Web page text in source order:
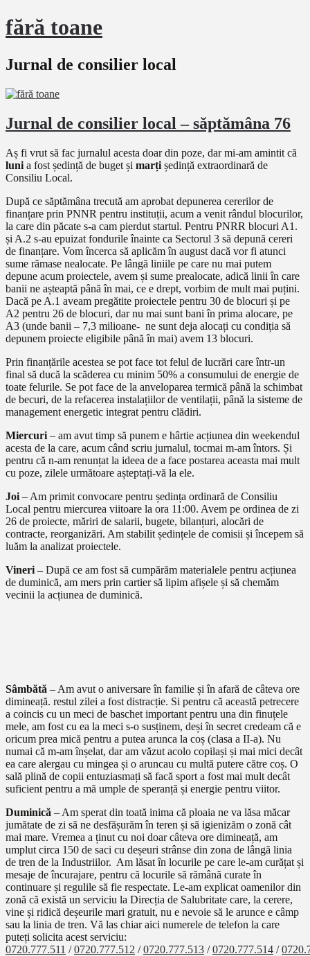
fără toane
Jurnal de consilier local
Jurnal de consilier local – săptămâna 76
Aș fi vrut să fac jurnalul acesta doar din poze, dar mi-am amintit că
luni a fost ședință de buget și marți ședință extraordinară de
Consiliu Local.
După ce săptămâna trecută am aprobat depunerea cererilor de
finanțare prin PNNR pentru instituții, acum a venit rândul blocurilor,
la care din păcate s-a cam pierdut startul. Pentru PNRR blocuri A1.
și A.2 s-au epuizat fondurile înainte ca Sectorul 3 să depună cereri
de finanțare. Vom încerca să aplicăm în august dacă vor fi atunci
sume rămase nealocate. Pe lângă liniile pe care nu mai putem
depune acum proiectele, avem și sume prealocate, adică linii în care
banii ne așteaptă până în mai, ce e drept, vorbim de mult mai puțini.
Dacă pe A.1 aveam pregătite proiectele pentru 30 de blocuri și pe
A2 pentru 26 de blocuri, dar nu mai sunt bani în prima alocare, pe
A3 (unde banii – 7,3 milioane- ne sunt deja alocați cu condiția să
depunem proiecte eligibile până în mai) avem 13 blocuri.
Prin finanțările acestea se pot face tot felul de lucrări care într-un
final să ducă la scăderea cu minim 50% a consumului de energie de
toate felurile. Se pot face de la anveloparea termică până la schimbat
de becuri, de la refacerea instalațiilor de ventilații, până la sisteme de
management energetic integrat pentru clădiri.
Miercuri – am avut timp să punem e hârtie acțiunea din weekendul
acesta de la care, acum când scriu jurnalul, tocmai m-am întors. Și
pentru că n-am renunțat la ideea de a face postarea aceasta mai mult
cu poze, zilele următoare așteptați-vă la ele.
Joi – Am primit convocare pentru ședința ordinară de Consiliu
Local pentru miercurea viitoare la ora 11:00. Avem pe ordinea de zi
26 de proiecte, măriri de salarii, bugete, bilanțuri, alocări de
contracte, reorganizări. Am stabilit ședințele de comisii și începem să
luăm la analizat proiectele.
Vineri –După ce am fost să cumpărăm materialele pentru acțiunea
de duminică, am mers prin cartier să lipim afișele și să chemăm
vecinii la acțiunea de duminică.
Sâmbătă – Am avut o aniversare în familie și în afară de câteva ore
dimineață. restul zilei a fost distracție. Si pentru că această petrecere
a coincis cu un meci de baschet important pentru una din finuțele
mele, am fost cu ea la meci s-o susținem, deși în secret credeam că e
oricum prea mică pentru a putea arunca la coș (clasa a II-a). Nu
numai că m-am înșelat, dar am văzut acolo copilași și mai mici decât
ea care alergau cu mingea și o aruncau cu multă putere către coș. O
sală plină de copii entuziasmați să facă sport a fost mai mult decât
suficient pentru a mă umple de speranță și energie pentru viitor.
Duminică – Am sperat din toată inima că ploaia ne va lăsa măcar
jumătate de zi să ne desfășurăm în teren și să igienizăm o zonă cât
mai mare. Vremea a ținut cu noi doar câteva ore dimineață, am
umplut circa 150 de saci cu deșeuri strânse din zona de lângă linia
de tren de la Industriilor. Am lăsat în locurile pe care le-am curățat și
mesaje de încurajare, pentru că locurile să rămână curate în
continuare și regulile să fie respectate. Le-am explicat oamenilor din
zonă că există un serviciu la Direcția de Salubritate care, la cerere,
vine și ridică deșeurile mari gratuit, nu e nevoie să le arunce e câmp
sau la linia de tren. Vă las chiar aici numerele de telefon la care
puteți solicita acest serviciu:
0720.777.511 /0720.777.512 /0720.777.513 /0720.777.514 /